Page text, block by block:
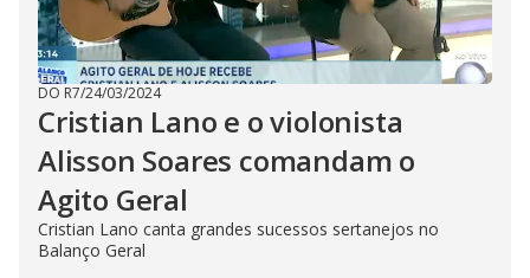
DO R7/24/03/2024
Cristian Lano e o violonista
Alisson Soares comandam o
Agito Geral
Cristian Lano canta grandes sucessos sertanejos no
Balanço Geral